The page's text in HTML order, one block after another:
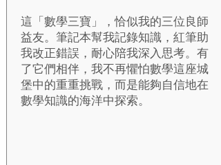
這「數學三寶」，恰似我的三位良師
益友。筆記本幫我記錄知識，紅筆助
我改正錯誤，耐心陪我深入思考。有
了它們相伴，我不再懼怕數學這座城
堡中的重重挑戰，而是能夠自信地在
數學知識的海洋中探索。